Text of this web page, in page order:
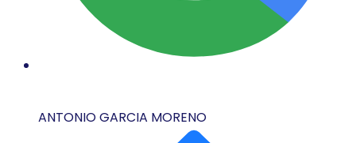
ANTONIO GARCIA MORENO